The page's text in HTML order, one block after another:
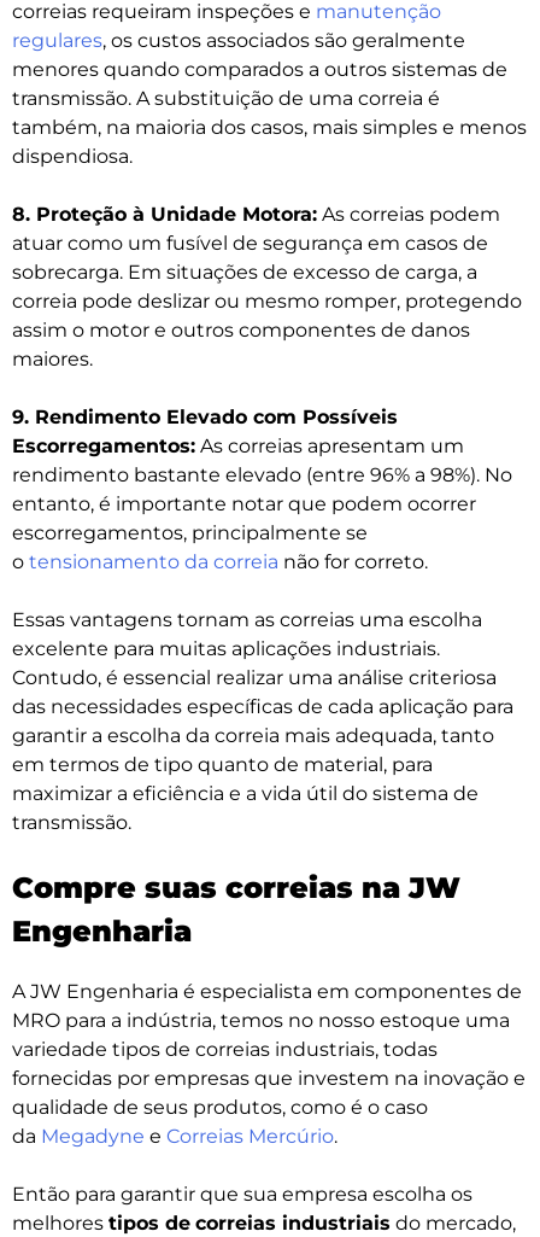
correias requeiram inspeções e manutenção
regulares, os custos associados são geralmente
menores quando comparados a outros sistemas de
transmissão. A substituição de uma correia é
também, na maioria dos casos, mais simples e menos
dispendiosa.
8. Proteção à Unidade Motora: As correias podem
atuar como um fusível de segurança em casos de
sobrecarga. Em situações de excesso de carga, a
correia pode deslizar ou mesmo romper, protegendo
assim o motor e outros componentes de danos
maiores.
9. Rendimento Elevado com Possíveis
Escorregamentos: As correias apresentam um
rendimento bastante elevado (entre 96% a 98%). No
entanto, é importante notar que podem ocorrer
escorregamentos, principalmente se
o tensionamento da correia não for correto.
Essas vantagens tornam as correias uma escolha
excelente para muitas aplicações industriais.
Contudo, é essencial realizar uma análise criteriosa
das necessidades específicas de cada aplicação para
garantir a escolha da correia mais adequada, tanto
em termos de tipo quanto de material, para
maximizar a eficiência e a vida útil do sistema de
transmissão.
Compre suas correias na JW
Engenharia
A JW Engenharia é especialista em componentes de
MRO para a indústria, temos no nosso estoque uma
variedade tipos de correias industriais, todas
fornecidas por empresas que investem na inovação e
qualidade de seus produtos, como é o caso
da Megadyne e Correias Mercúrio.
Então para garantir que sua empresa escolha os
melhores tipos de correias industriais do mercado,